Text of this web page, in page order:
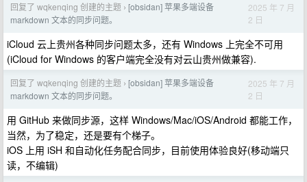
回复了 wqkenqing 创建的主题 › [obsidan] 苹果多端设备
markdown 文本的同步问题。
2025 年 7 月
2 日
iCloud 云上贵州各种同步问题太多，还有 Windows 上完全不可用
(iCloud for Windows 的客户端完全没有对云山贵州做兼容).
回复了 wqkenqing 创建的主题 › [obsidan] 苹果多端设备
markdown 文本的同步问题。
2025 年 7 月
2 日
用 GitHub 来做同步源，这样 Windows/Mac/iOS/Android 都能工作，
当然，为了稳定，还是要有个梯子。
iOS 上用 iSH 和自动化任务配合同步，目前使用体验良好(移动端只
读，不编辑)